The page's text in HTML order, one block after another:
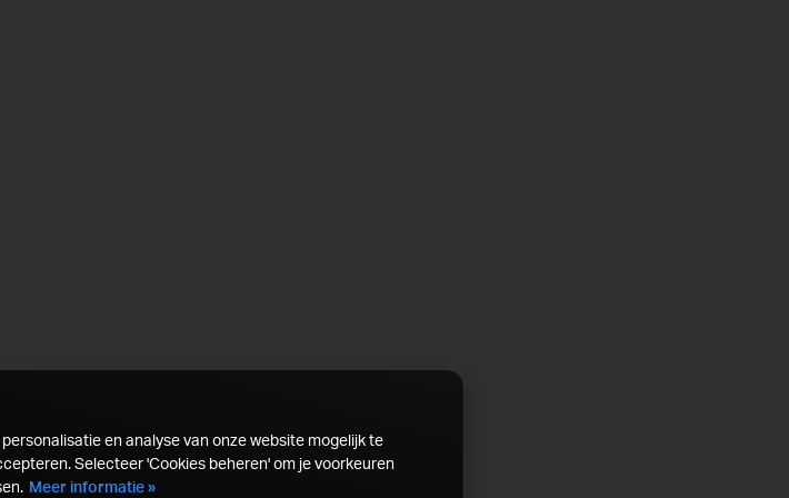
en analyse van onze website mogelijk te
Selecteer 'Cookies beheren' om je voorkeuren
Meer informatie »